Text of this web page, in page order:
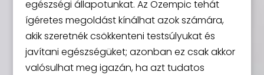
egészségi állapotunkat. Az Ozempic tehát
ígéretes megoldást kínálhat azok számára,
akik szeretnék csökkenteni testsúlyukat és
javítani egészségüket; azonban ez csak akkor
valósulhat meg igazán, ha azt tudatos